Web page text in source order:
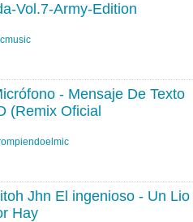
Vol.7-Army-Edition
- Mensaje De Texto
(Remix Oficial
Jhn El ingenioso - Un Lio
Hay